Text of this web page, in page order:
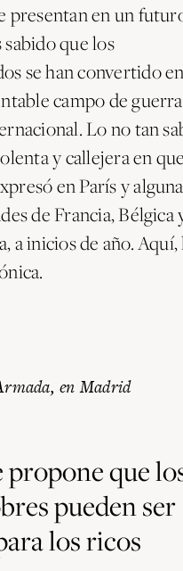
presentan en un
que los
se han convertido
campo de
Lo no tan
y callejera en
en París y
de Francia, Bélgica
a inicios de año. Aquí,
en Madrid
propone que
pueden ser
los ricos